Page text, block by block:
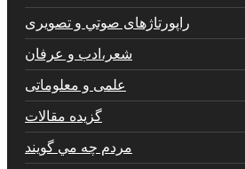
راپورتاژهای صوتي و تصويری
شعر،ادب و عرفان
علمی و معلوماتی
گزیده مقالات
مردم چه مي گويند